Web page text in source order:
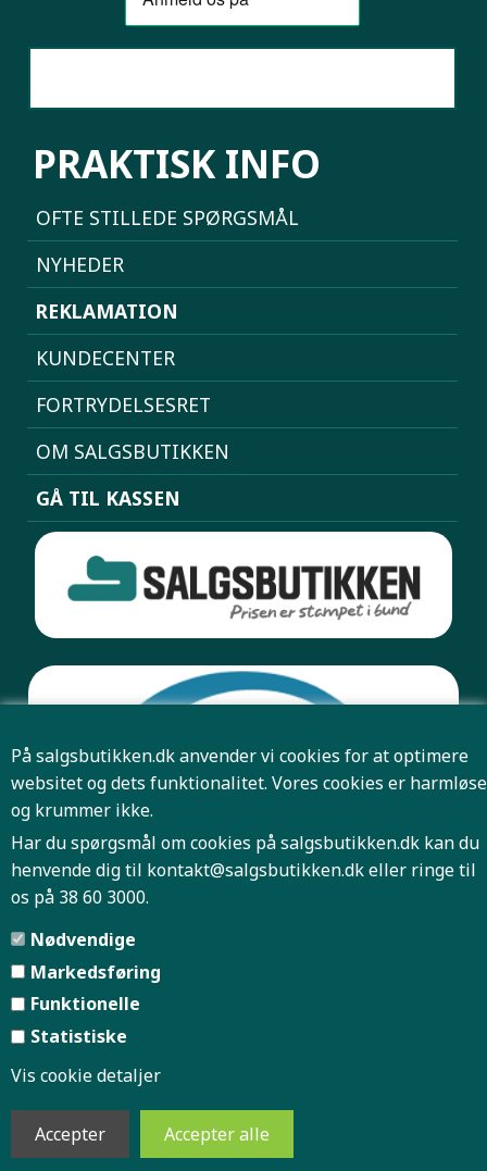
På salgsbutikken.dk anvender vi cookies for at optimere
websitet og dets funktionalitet. Vores cookies er harmløse
og krummer ikke.
Har du spørgsmål om cookies på salgsbutikken.dk kan du
henvende dig til kontakt@salgsbutikken.dkeller ringe til
os på 38 60 3000.
Nødvendige
Markedsføring
Funktionelle
Statistiske
Vis cookie detaljer
PRAKTISK INFO
OFTE STILLEDE SPØRGSMÅL
NYHEDER
REKLAMATION
KUNDECENTER
FORTRYDELSESRET
OM SALGSBUTIKKEN
GÅ TIL KASSEN
Pris og antal er først bindende når Salgsbutikken har
Handelsbetingelser
Køb retur label |